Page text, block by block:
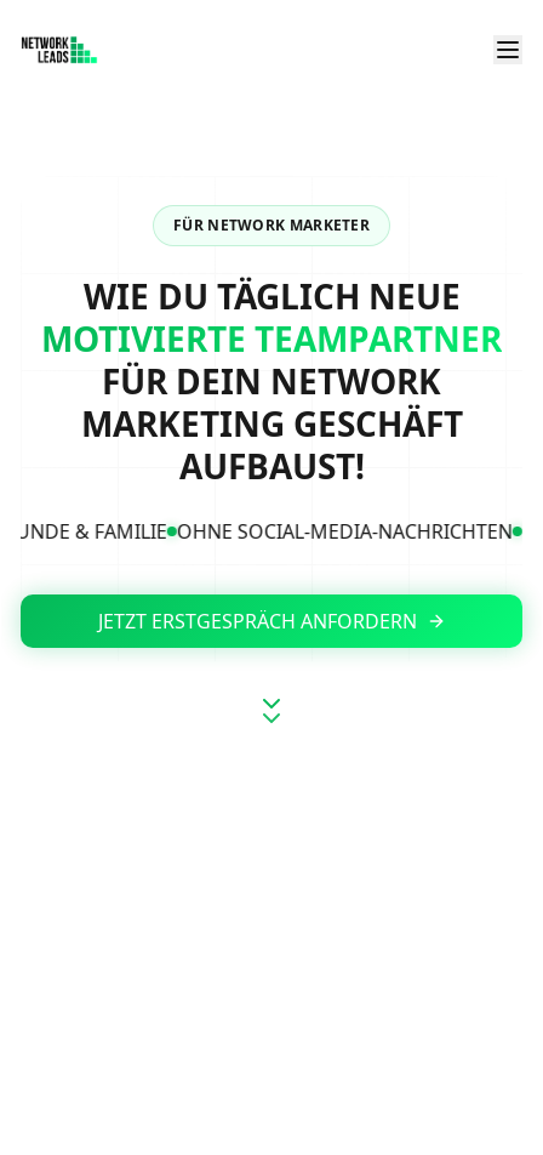
FÜR NETWORK MARKETER
WIE DU TÄGLICH NEUE
MOTIVIERTE TEAMPARTNER
FÜR DEIN NETWORK
MARKETING GESCHÄFT
AUFBAUST!
& FAMILIE OHNE SOCIAL-MEDIA-NACHRICHTEN OHNE
JETZT ERSTGESPRÄCH ANFORDERN